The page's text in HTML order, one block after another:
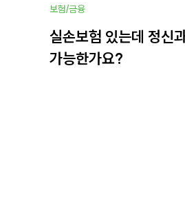
보험/금융
실손보험 있는데 정신
가능한가요?